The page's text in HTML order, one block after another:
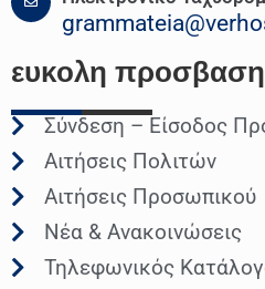
ευκολη προσβαση
Σύνδεση – Είσοδος
Αιτήσεις Πολιτών
Αιτήσεις Προσωπικού
Νέα & Ανακοινώσεις
Τηλεφωνικός